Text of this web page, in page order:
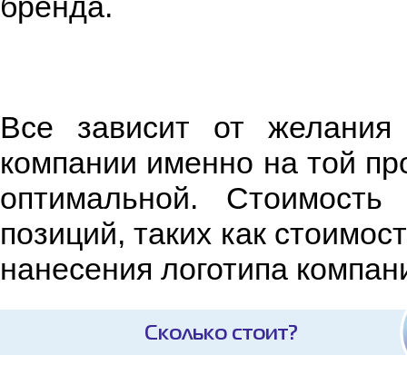
Все зависит от желания
компании именно на той
оптимальной.
позиций, таких как
нанесения логотипа
Сколько стоит?